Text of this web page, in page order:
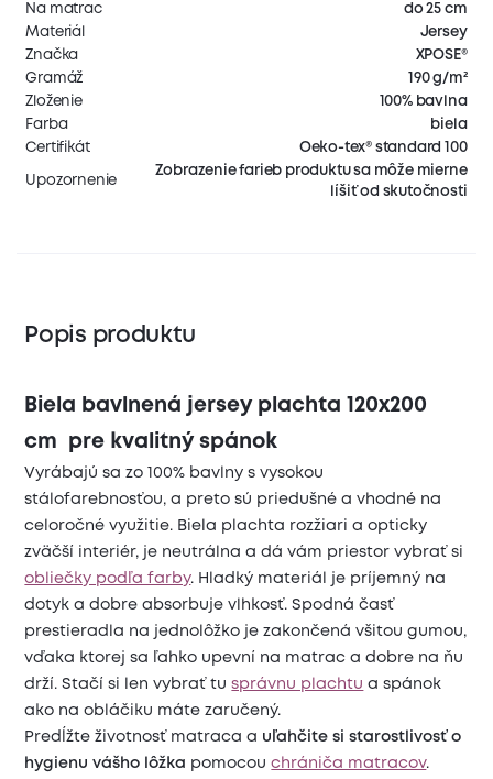
Na matrac
do 25 cm
Materiál
Jersey
Značka
XPOSE®
Gramáž
190 g/m²
Zloženie
100% bavlna
Farba
biela
Certifikát
Oeko-tex® standard 100
Upozornenie
Zobrazenie farieb produktu sa môže mierne
líšiť od skutočnosti
Popis produktu
Biela bavlnená jersey plachta 120x200
cm pre kvalitný spánok
Vyrábajú sa zo 100% bavlny s vysokou
stálofarebnosťou, a preto sú priedušné a vhodné na
celoročné využitie. Biela plachta rozžiari a opticky
zväčší interiér, je neutrálna a dá vám priestor vybrať si
obliečky podľa farby. Hladký materiál je príjemný na
dotyk a dobre absorbuje vlhkosť. Spodná časť
prestieradla na jednolôžko je zakončená všitou gumou,
vďaka ktorej sa ľahko upevní na matrac a dobre na ňu
drží. Stačí si len vybrať tusprávnu plachtu a spánok
ako na obláčiku máte zaručený.
Predĺžte životnosť matraca a uľahčite si starostlivosť o
hygienu vášho lôžka
pomocouchrániča matracov.